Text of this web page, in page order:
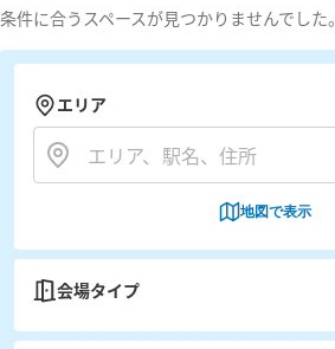
条件に合うスペースが見つかりませんでした。
エリア
地図で表示
会場タイプ